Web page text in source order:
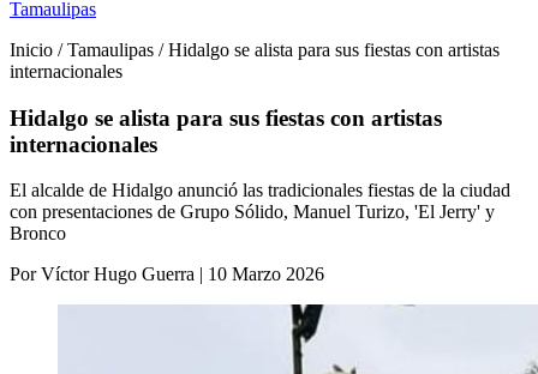
Tamaulipas
Inicio / Tamaulipas / Hidalgo se alista para sus fiestas con artistas
internacionales
Hidalgo se alista para sus fiestas con artistas
internacionales
El alcalde de Hidalgo anunció las tradicionales fiestas de la ciudad
con presentaciones de Grupo Sólido, Manuel Turizo, 'El Jerry' y
Bronco
Por Víctor Hugo Guerra | 10 Marzo 2026